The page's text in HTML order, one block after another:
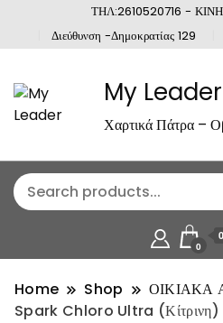
ΤΗΛ:2610520716 -
Διεύθυνση -Δημοκρατίας 129
My Leader
Χαρτικά Πάτρα –
0
Home Shop
ΟΙΚΙΑΚΑ
Spark Chloro Ultra